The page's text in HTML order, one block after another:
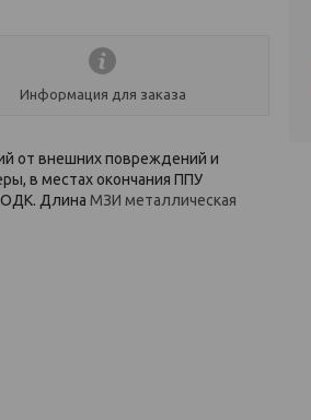
Информация для заказа
от внешних повреждений и
в местах окончания ППУ
ОДК. Длина МЗИ металлическая